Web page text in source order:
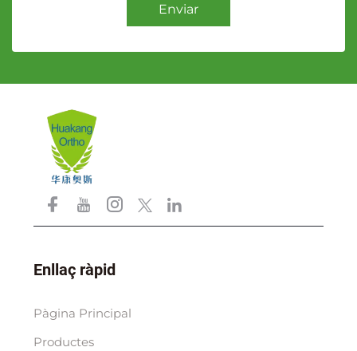
Enviar
Enllaç ràpid
Pàgina Principal
Productes